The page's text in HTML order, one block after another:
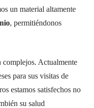
un material altamente
, permitiéndonos
complejos. Actualmente
para sus visitas de
estamos satisfechos no
su salud